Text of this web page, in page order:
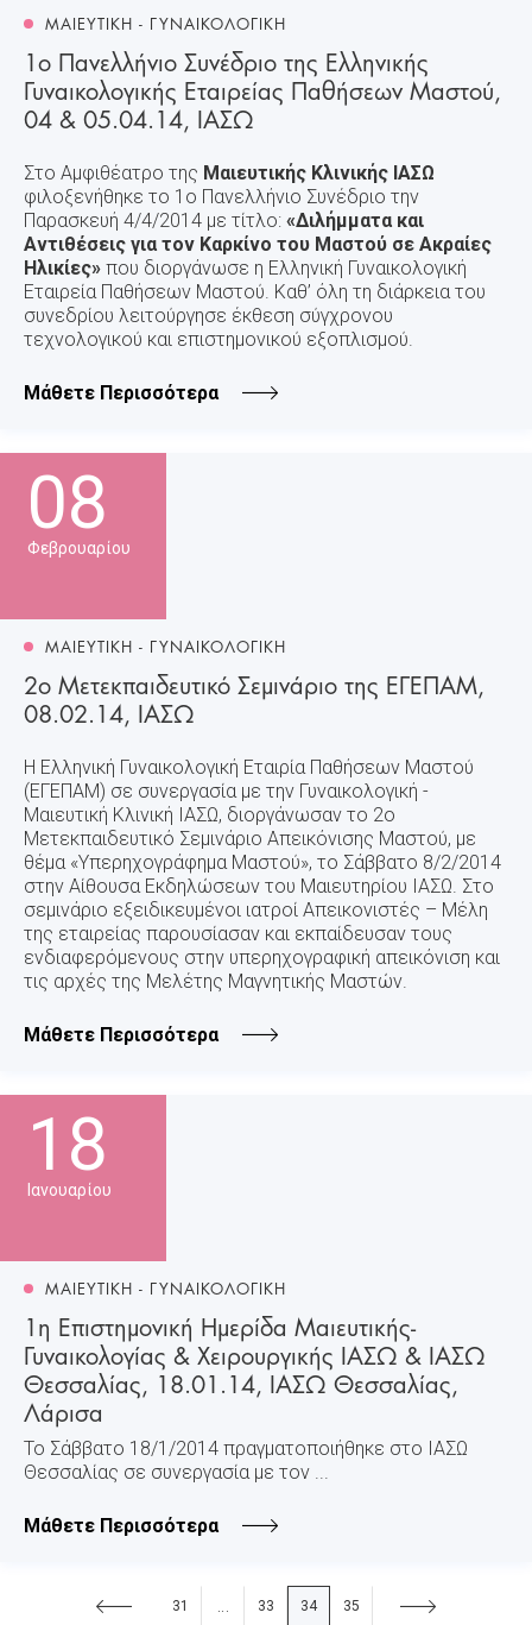
ΜΑΙΕΥΤΙΚΗ - ΓΥΝΑΙΚΟΛΟΓΙΚΗ
1ο Πανελλήνιο Συνέδριο της Ελληνικής
Γυναικολογικής Εταιρείας Παθήσεων Μαστού,
04 & 05.04.14, ΙΑΣΩ
Στο Αμφιθέατρο της Μαιευτικής Κλινικής ΙΑΣΩ
φιλοξενήθηκε το 1ο Πανελλήνιο Συνέδριο την
Παρασκευή 4/4/2014 με τίτλο: «Διλήμματα και
Αντιθέσεις για τον Καρκίνο του Μαστού σε Ακραίες
Ηλικίες» που διοργάνωσε η Ελληνική Γυναικολογική
Εταιρεία Παθήσεων Μαστού. Καθ’ όλη τη διάρκεια του
συνεδρίου λειτούργησε έκθεση σύγχρονου
τεχνολογικού και επιστημονικού εξοπλισμού.
Μάθετε Περισσότερα
08
Φεβρουαρίου
ΜΑΙΕΥΤΙΚΗ - ΓΥΝΑΙΚΟΛΟΓΙΚΗ
2ο Μετεκπαιδευτικό Σεμινάριο της ΕΓΕΠΑΜ,
08.02.14, ΙΑΣΩ
Η Ελληνική Γυναικολογική Εταιρία Παθήσεων Μαστού
(ΕΓΕΠΑΜ) σε συνεργασία με την Γυναικολογική -
Μαιευτική Κλινική ΙΑΣΩ, διοργάνωσαν το 2ο
Μετεκπαιδευτικό Σεμινάριο Απεικόνισης Μαστού, με
θέμα «Υπερηχογράφημα Μαστού», το Σάββατο 8/2/2014
στην Αίθουσα Εκδηλώσεων του Μαιευτηρίου ΙΑΣΩ. Στο
σεμινάριο εξειδικευμένοι ιατροί Απεικονιστές – Μέλη
της εταιρείας παρουσίασαν και εκπαίδευσαν τους
ενδιαφερόμενους στην υπερηχογραφική απεικόνιση και
τις αρχές της Μελέτης Μαγνητικής Μαστών.
Μάθετε Περισσότερα
18
Ιανουαρίου
ΜΑΙΕΥΤΙΚΗ - ΓΥΝΑΙΚΟΛΟΓΙΚΗ
1η Επιστημονική Ημερίδα Μαιευτικής-
Γυναικολογίας & Χειρουργικής ΙΑΣΩ & ΙΑΣΩ
Θεσσαλίας, 18.01.14, ΙΑΣΩ Θεσσαλίας,
Λάρισα
Το Σάββατο 18/1/2014 πραγματοποιήθηκε στο ΙΑΣΩ
Θεσσαλίας σε συνεργασία με τον ...
Μάθετε Περισσότερα
31 ... 33 34 35